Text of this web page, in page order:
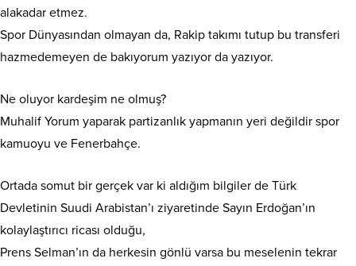
alakadar etmez.
Spor Dünyasından olmayan da, Rakip takımı tutup bu transferi
hazmedemeyen de bakıyorum yazıyor da yazıyor.
Ne oluyor kardeşim ne olmuş?
Muhalif Yorum yaparak partizanlık yapmanın yeri değildir spor
kamuoyu ve Fenerbahçe.
Ortada somut bir gerçek var ki aldığım bilgiler de Türk
Devletinin Suudi Arabistan’ı ziyaretinde Sayın Erdoğan’ın
kolaylaştırıcı ricası olduğu,
Prens Selman’ın da herkesin gönlü varsa bu meselenin tekrar